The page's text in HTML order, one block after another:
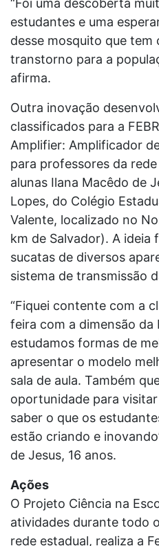
“Foi uma descoberta
estudantes e uma
desse mosquito que tem
transtorno para a
afirma.
Outra inovação
classificados para a
Amplifier: Amplificador
para professores da
alunas Ilana Macêdo de
Lopes, do Colégio
Valente, localizado no
km de Salvador). A
sucatas de diversos
sistema de transmissão
“Fiquei contente com a
feira com a dimensão da
estudamos formas de
apresentar o modelo
sala de aula. Também
oportunidade para
saber o que os
estão criando e
de Jesus, 16 anos.
Ações
O Projeto Ciência na
atividades durante todo
rede estadual, realiza a